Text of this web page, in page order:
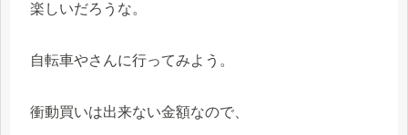
楽しいだろうな。
自転車やさんに行ってみよう。
衝動買いは出来ない金額なので、